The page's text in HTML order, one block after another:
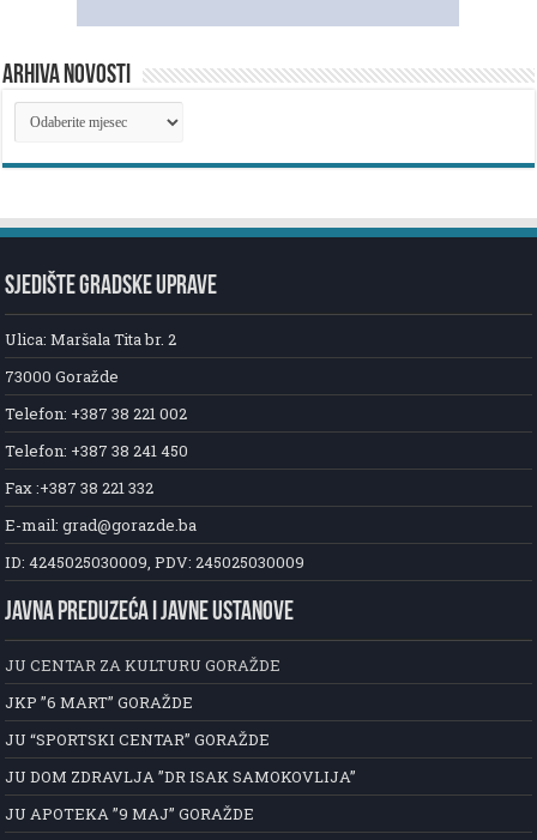
ARHIVA NOVOSTI
ARHIVA
NOVOSTI
SJEDIŠTE GRADSKE UPRAVE
Ulica: Maršala Tita br. 2
73000 Goražde
Telefon: +387 38 221 002
Telefon: +387 38 241 450
Fax :+387 38 221 332
E-mail: grad@gorazde.ba
ID: 4245025030009, PDV: 245025030009
JAVNA PREDUZEĆA I JAVNE USTANOVE
JU CENTAR ZA KULTURU GORAŽDE
JKP ”6 MART” GORAŽDE
JU “SPORTSKI CENTAR” GORAŽDE
JU DOM ZDRAVLJA ”DR ISAK SAMOKOVLIJA”
JU APOTEKA ”9 MAJ” GORAŽDE